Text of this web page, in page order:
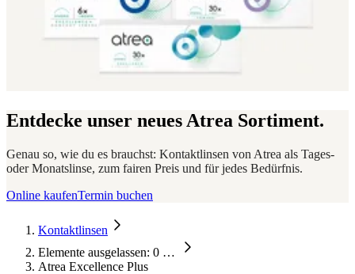
Entdecke unser neues Atrea Sortiment.
Genau so, wie du es brauchst: Kontaktlinsen von Atrea als Tages-
oder Monatslinse, zum fairen Preis und für jedes Bedürfnis.
Online kaufenTermin buchen
Kontaktlinsen
Elemente ausgelassen: 0 …
Atrea Excellence Plus